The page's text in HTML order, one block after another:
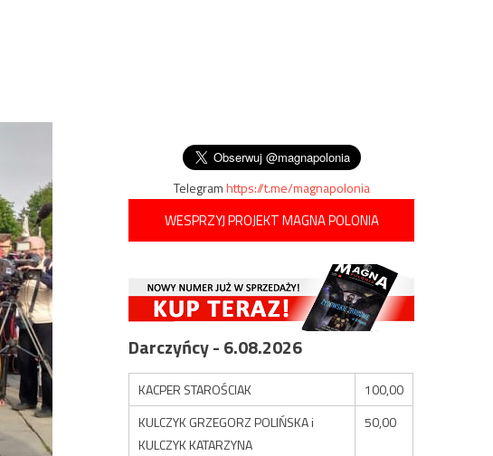
Telegramhttps://t.me/magnapolonia
WESPRZYJ PROJEKT MAGNA POLONIA
Darczyńcy - 6.08.2026
KACPER STAROŚCIAK
100,00
KULCZYK GRZEGORZ POLIŃSKA i
KULCZYK KATARZYNA
50,00